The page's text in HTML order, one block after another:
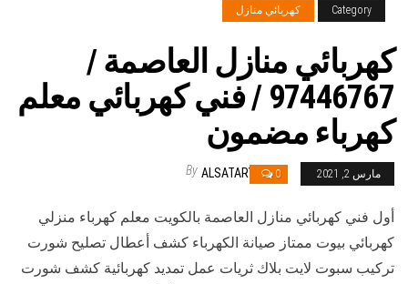
Category كهربائي منازل
كهربائي منازل العاصمة /
97446767 / فني كهربائي معلم
كهرباء مضمون
مارس 2, 2021 0
By ALSATARY
أول فني كهربائي منازل العاصمة بالكويت معلم كهرباء منزلي
كهربائي بيوت ممتاز صيانة الكهرباء كشف أعطال تصليح شورت
تركيب سبوت لايت بلاك ثريات عمل تمديد كهربائية كشف شورت